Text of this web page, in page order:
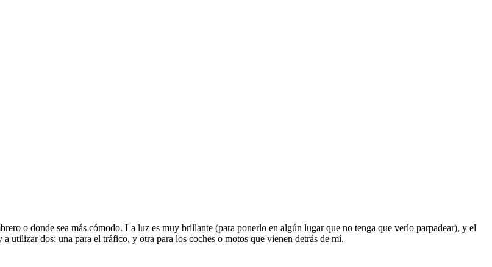
o donde sea más cómodo. La luz es muy brillante (para ponerlo en algún lugar que no tenga que verlo parpadear), y el
utilizar dos: una para el tráfico, y otra para los coches o motos que vienen detrás de mí.